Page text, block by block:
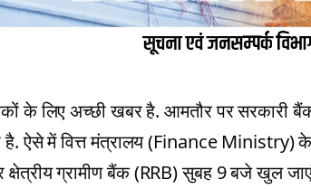
के लिए अच्छी खबर है. आमतौर पर सरकारी
है. ऐसे में वित्त मंत्रालय (Finance Ministry)
क्षेत्रीय ग्रामीण बैंक (RRB) सुबह 9 बजे